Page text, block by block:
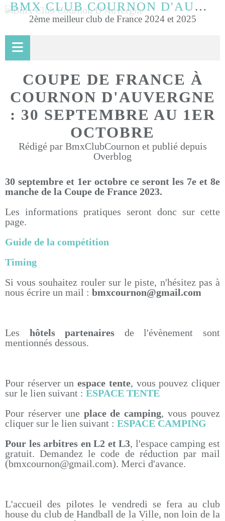
BMX CLUB COURNON D'AUVERGNE
2ème meilleur club de France 2024 et 2025
COUPE DE FRANCE À
COURNON D'AUVERGNE
: 30 SEPTEMBRE AU 1ER
OCTOBRE
Rédigé par BmxClubCournon et publié depuis
Overblog
30 septembre et 1er octobre ce seront les 7e et 8e
manche de la Coupe de France 2023.
Les informations pratiques seront donc sur cette
page.
Guide de la compétition
Timing
Si vous souhaitez rouler sur le piste, n'hésitez pas à
nous écrire un mail : bmxcournon@gmail.com
Les hôtels partenaires de l'évènement sont
mentionnés dessous.
Pour réserver unespace tente, vous pouvez cliquer
sur le lien suivant : ESPACE TENTE
Pour réserver une place de camping, vous pouvez
cliquer sur le lien suivant : ESPACE CAMPING
Pour les arbitres en L2 et L3, l'espace camping est
gratuit. Demandez le code de réduction par mail
(bmxcournon@gmail.com). Merci d'avance.
L'accueil des pilotes le vendredi se fera au club
house du club de Handball de la Ville, non loin de la